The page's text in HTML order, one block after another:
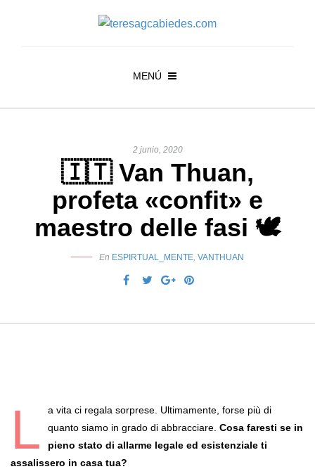
MENÚ
2 junio, 2020
🇮🇹 Van Thuan,
profeta «confit» e
maestro delle fasi 🕊
En ESPIRTUAL_MENTE, VANTHUAN
L
a vita ci regala sorprese. Ultimamente, forse più di
quanto siamo in grado di abbracciare. Cosa faresti se in
pieno stato di allarme legale ed esistenziale ti
assalissero in casa tua?